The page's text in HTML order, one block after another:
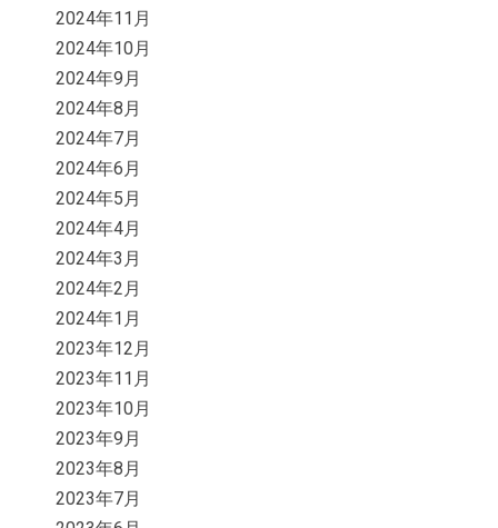
2024年11月
2024年10月
2024年9月
2024年8月
2024年7月
2024年6月
2024年5月
2024年4月
2024年3月
2024年2月
2024年1月
2023年12月
2023年11月
2023年10月
2023年9月
2023年8月
2023年7月